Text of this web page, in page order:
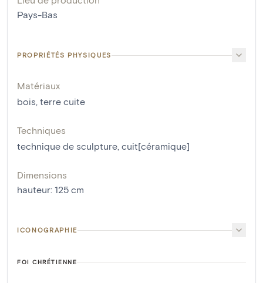
Pays-Bas
PROPRIÉTÉS PHYSIQUES
Matériaux
bois, terre cuite
Techniques
technique de sculpture, cuit[céramique]
Dimensions
hauteur: 125 cm
ICONOGRAPHIE
FOI CHRÉTIENNE